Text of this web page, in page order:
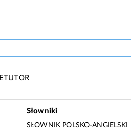
Słowniki
SŁOWNIK POLSKO-ANGIELSKI